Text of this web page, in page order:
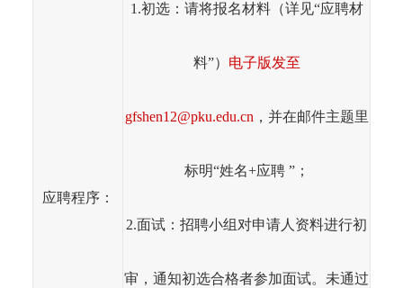
应聘程序：
1.初选：请将报名材料（详见“应聘材
料”） 电子版发至
gfshen12@pku.edu.cn ，并在邮件主题里
标明“姓名+应聘 ”；
2.面试：招聘小组对申请人资料进行初
审，通知初选合格者参加面试。未通过